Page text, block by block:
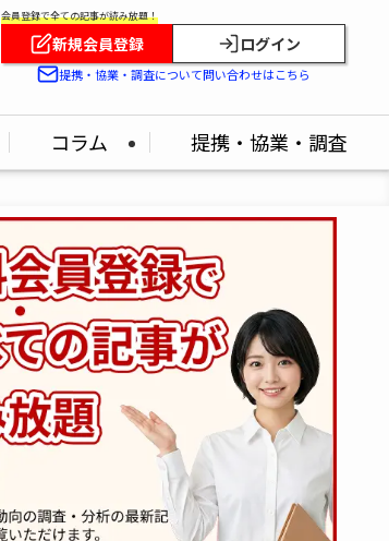
会員登録で全ての記事が読み放題！
新規会員登録 ログイン
提携・協業・調査について問い合わせはこちら
コラム 提携・協業・調査